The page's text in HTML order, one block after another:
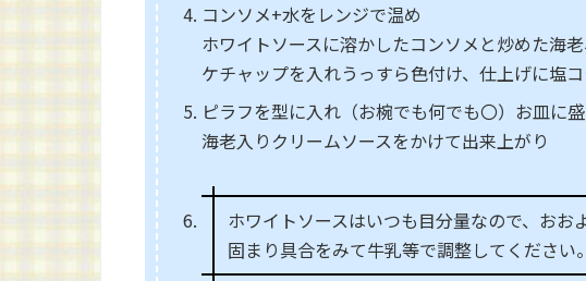
コンソメ+水をレンジで温め
ホワイトソースに溶かしたコンソメと炒めた海老
ケチャップを入れうっすら色付け、仕上げに塩コ
ピラフを型に入れ（お椀でも何でも〇）お皿に盛
海老入りクリームソースをかけて出来上がり
ホワイトソースはいつも目分量なので、おお
固まり具合をみて牛乳等で調整してください。